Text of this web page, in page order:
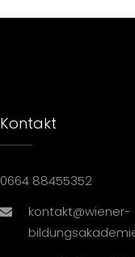
Kontakt
0664 88455352
kontakt@wiener-